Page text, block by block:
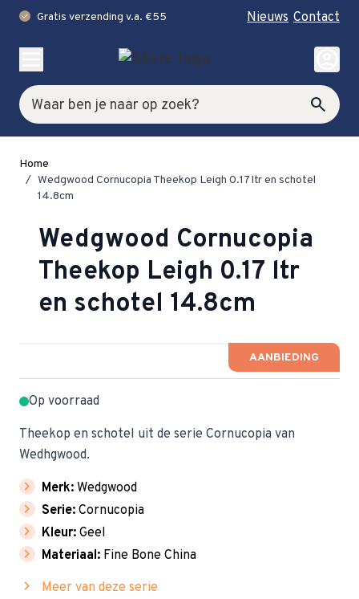
check Gratis verzending v.a. €55 Nieuws Contact
Zoek search
account_circle
Home
/ Wedgwood Cornucopia Theekop Leigh 0.17 ltr en schotel
14.8cm
Wedgwood Cornucopia
Theekop Leigh 0.17 ltr
en schotel 14.8cm
AANBIEDING
Op voorraad
Theekop en schotel uit de serie Cornucopia van
Wedhgwood.
chevron_right Merk: Wedgwood
chevron_right Serie: Cornucopia
chevron_right Kleur: Geel
chevron_right Materiaal: Fine Bone China
chevron_right Meer van deze serie